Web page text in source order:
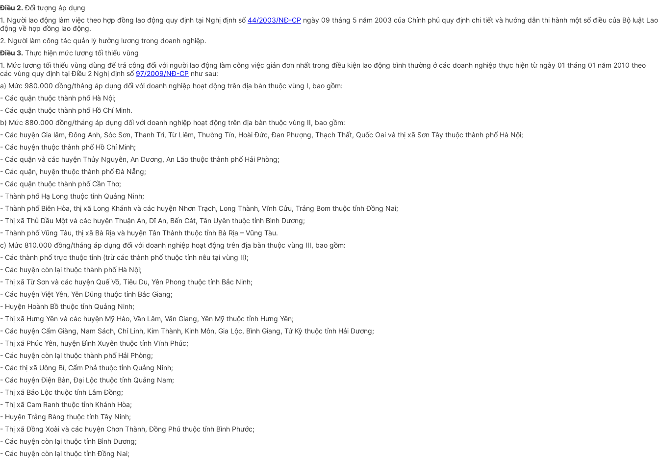
Điều 2. Đối tượng áp dụng
1. Người lao động làm việc theo hợp đồng lao động quy định tại Nghị định số44/2003/NĐ-CP ngày 09 tháng 5 năm 2003 của Chính phủ quy định chi tiết và hướng dẫn thi hành một số điều của Bộ luật Lao
động về hợp đồng lao động.
2. Người làm công tác quản lý hưởng lương trong doanh nghiệp.
Điều 3. Thực hiện mức lương tối thiểu vùng
1. Mức lương tối thiểu vùng dùng để trả công đối với người lao động làm công việc giản đơn nhất trong điều kiện lao động bình thường ở các doanh nghiệp thực hiện từ ngày 01 tháng 01 năm 2010 theo
các vùng quy định tại Điều 2 Nghị định số 97/2009/NĐ-CP như sau:
a) Mức 980.000 đồng/tháng áp dụng đối với doanh nghiệp hoạt động trên địa bàn thuộc vùng I, bao gồm:
- Các quận thuộc thành phố Hà Nội;
- Các quận thuộc thành phố Hồ Chí Minh.
b) Mức 880.000 đồng/tháng áp dụng đối với doanh nghiệp hoạt động trên địa bàn thuộc vùng II, bao gồm:
- Các huyện Gia lâm, Đông Anh, Sóc Sơn, Thanh Trì, Từ Liêm, Thường Tín, Hoài Đức, Đan Phượng, Thạch Thất, Quốc Oai và thị xã Sơn Tây thuộc thành phố Hà Nội;
- Các huyện thuộc thành phố Hồ Chí Minh;
- Các quận và các huyện Thủy Nguyên, An Dương, An Lão thuộc thành phố Hải Phòng;
- Các quận, huyện thuộc thành phố Đà Nẵng;
- Các quận thuộc thành phố Cần Thơ;
- Thành phố Hạ Long thuộc tỉnh Quảng Ninh;
- Thành phố Biên Hòa, thị xã Long Khánh và các huyện Nhơn Trạch, Long Thành, Vĩnh Cửu, Trảng Bom thuộc tỉnh Đồng Nai;
- Thị xã Thủ Dầu Một và các huyện Thuận An, Dĩ An, Bến Cát, Tân Uyên thuộc tỉnh Bình Dương;
- Thành phố Vũng Tàu, thị xã Bà Rịa và huyện Tân Thành thuộc tỉnh Bà Rịa – Vũng Tàu.
c) Mức 810.000 đồng/tháng áp dụng đối với doanh nghiệp hoạt động trên địa bàn thuộc vùng III, bao gồm:
- Các thành phố trực thuộc tỉnh (trừ các thành phố thuộc tỉnh nêu tại vùng II);
- Các huyện còn lại thuộc thành phố Hà Nội;
- Thị xã Từ Sơn và các huyện Quế Võ, Tiêu Du, Yên Phong thuộc tỉnh Bắc Ninh;
- Các huyện Việt Yên, Yên Dũng thuộc tỉnh Bắc Giang;
- Huyện Hoành Bồ thuộc tỉnh Quảng Ninh;
- Thị xã Hưng Yên và các huyện Mỹ Hào, Văn Lâm, Văn Giang, Yên Mỹ thuộc tỉnh Hưng Yên;
- Các huyện Cẩm Giàng, Nam Sách, Chí Linh, Kim Thành, Kinh Môn, Gia Lộc, Bình Giang, Tứ Kỳ thuộc tỉnh Hải Dương;
- Thị xã Phúc Yên, huyện Bình Xuyên thuộc tỉnh Vĩnh Phúc;
- Các huyện còn lại thuộc thành phố Hải Phòng;
- Các thị xã Uông Bí, Cẩm Phả thuộc tỉnh Quảng Ninh;
- Các huyện Điện Bàn, Đại Lộc thuộc tỉnh Quảng Nam;
- Thị xã Bảo Lộc thuộc tỉnh Lâm Đồng;
- Thị xã Cam Ranh thuộc tỉnh Khánh Hòa;
- Huyện Trảng Bàng thuộc tỉnh Tây Ninh;
- Thị xã Đồng Xoài và các huyện Chơn Thành, Đồng Phú thuộc tỉnh Bình Phước;
- Các huyện còn lại thuộc tỉnh Bình Dương;
- Các huyện còn lại thuộc tỉnh Đồng Nai;